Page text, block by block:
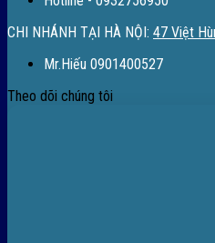
CHI NHÁNH TẠI HÀ NỘI: 47 Việt
Mr.Hiếu 0901400527
Theo dõi chúng tôi